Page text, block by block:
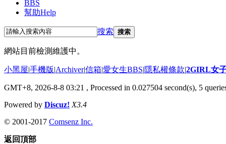
BBS
幫助Help
搜索 搜索
網站目前檢測維護中。
小黑屋|手機版|Archiver|信箱|愛女生BBS|隱私權條款|2GIRL女
GMT+8, 2026-8-8 03:21 , Processed in 0.027504 second(s), 5
Powered by Discuz! X3.4
© 2001-2017 Comsenz Inc.
返回頂部